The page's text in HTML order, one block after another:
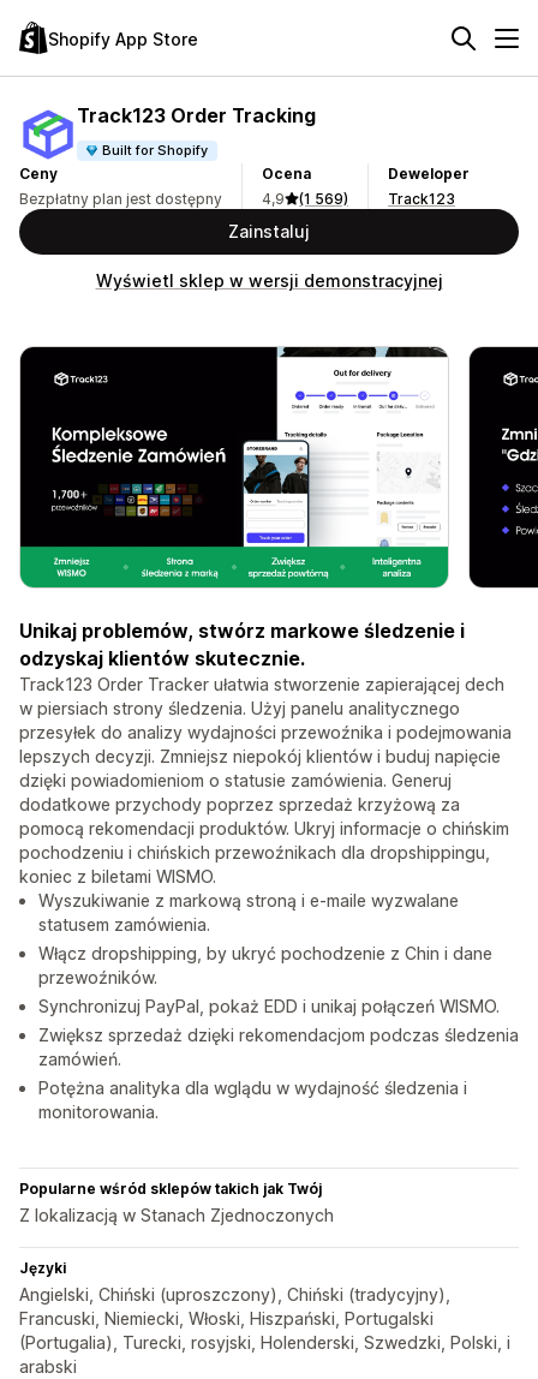
Shopify App Store
Track123 Order Tracking
Built for Shopify
Ceny
Bezpłatny plan jest dostępny
Ocena
4,9
(1 569)
Deweloper
Track123
Zainstaluj
Wyświetl sklep w wersji demonstracyjnej
Unikaj problemów, stwórz markowe śledzenie i
odzyskaj klientów skutecznie.
Track123 Order Tracker ułatwia stworzenie zapierającej dech
w piersiach strony śledzenia. Użyj panelu analitycznego
przesyłek do analizy wydajności przewoźnika i podejmowania
lepszych decyzji. Zmniejsz niepokój klientów i buduj napięcie
dzięki powiadomieniom o statusie zamówienia. Generuj
dodatkowe przychody poprzez sprzedaż krzyżową za
pomocą rekomendacji produktów. Ukryj informacje o chińskim
pochodzeniu i chińskich przewoźnikach dla dropshippingu,
koniec z biletami WISMO.
Wyszukiwanie z markową stroną i e-maile wyzwalane
statusem zamówienia.
Włącz dropshipping, by ukryć pochodzenie z Chin i dane
przewoźników.
Synchronizuj PayPal, pokaż EDD i unikaj połączeń WISMO.
Zwiększ sprzedaż dzięki rekomendacjom podczas śledzenia
zamówień.
Potężna analityka dla wglądu w wydajność śledzenia i
monitorowania.
Popularne wśród sklepów takich jak Twój
Z lokalizacją w Stanach Zjednoczonych
Języki
Angielski, Chiński (uproszczony), Chiński (tradycyjny),
Francuski, Niemiecki, Włoski, Hiszpański, Portugalski
(Portugalia), Turecki, rosyjski, Holenderski, Szwedzki, Polski, i
arabski